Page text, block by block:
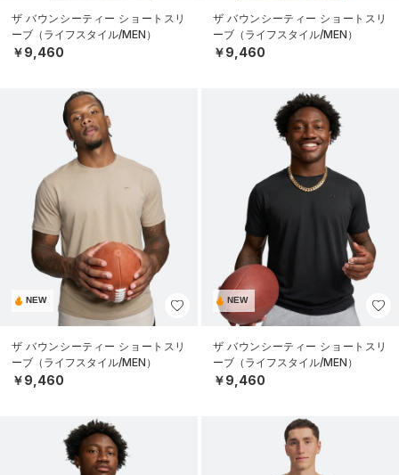
ザ バウンシーティー ショートスリ
ーブ（ライフスタイル/MEN）
￥9,460
ザ バウンシーティー ショートスリ
ーブ（ライフスタイル/MEN）
￥9,460
NEW
ザ バウンシーティー ショートスリ
ーブ（ライフスタイル/MEN）
￥9,460
NEW
ザ バウンシーティー ショートスリ
ーブ（ライフスタイル/MEN）
￥9,460